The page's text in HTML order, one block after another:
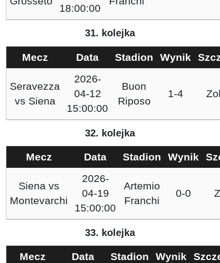
18:00:00
31. kolejka
Mecz Data Stadion Wynik
Seravezza
vs Siena
2026-
04-12
15:00:00
Buon
Riposo
1-4
32. kolejka
Mecz Data Stadion Wynik
Sienavs
Montevarchi
2026-
04-19
15:00:00
Artemio
Franchi
0-0
33. kolejka
Mecz Data Stadion Wynik